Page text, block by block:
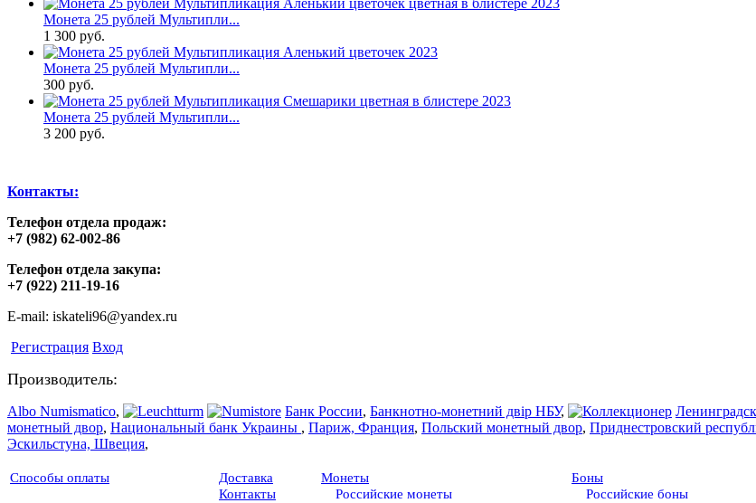
Монета 25 рублей Мультипли...
1 300 руб.
Монета 25 рублей Мультипли...
300 руб.
Монета 25 рублей Мультипли...
3 200 руб.
Контакты:
Телефон отдела продаж:
+7 (982) 62-002-86
Телефон отдела закупа:
+7 (922) 211-19-16
E-mail: iskateli96@yandex.ru
Регистрация Вход
Производитель:
Albo Numismatico, Банк России, Банкнотно-монетний двір НБУ,
монетный двор, Национальный банк Украины , Париж, Франция, Польский монетный двор, Приднестровский
Эскильстуна, Швеция,
Способы оплаты
Доставка
Контакты
Монеты
Российские монеты
Боны
Российские боны